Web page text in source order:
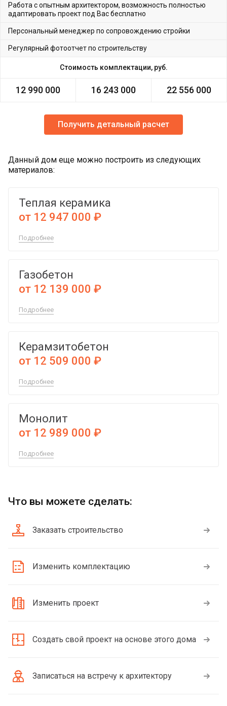
Работа с опытным архитектором, возможность полностью
адаптировать проект под Вас бесплатно
Персональный менеджер по сопровождению стройки
Регулярный фотоотчет по строительству
Стоимость комплектации, руб.
12 990 000 16 243 000 22 556 000
Получить детальный расчет
Данный дом еще можно построить из следующих
материалов:
Теплая керамика
от 12 947 000 ₽
Подробнее
Газобетон
от 12 139 000 ₽
Подробнее
Керамзитобетон
от 12 509 000 ₽
Подробнее
Монолит
от 12 989 000 ₽
Подробнее
Что вы можете сделать:
Заказать строительство
Изменить комплектацию
Изменить проект
Создать свой проект на основе этого дома
Записаться на встречу к архитектору